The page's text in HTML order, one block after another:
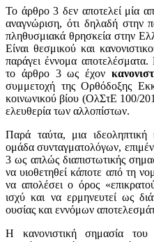
Το άρθρο 3 δεν αποτελεί μία
αναγνώριση, ότι δηλαδή στην
πληθυσμιακά θρησκεία στην
Είναι θεσμικού και
παράγει έννομα
το άρθρο 3 ως έχον
συμμετοχή της Ορθόδοξης
κοινωνικού βίου (ΟλΣτΕ 100/
ελευθερία των αλλοπίστων.
Παρά ταύτα, μια ιδεοληπτική
ομάδα συνταγματολόγων,
3 ως απλώς διαπιστωτικής
να υιοθετηθεί κάποτε από τη
να απολέσει ο όρος
ισχύ και να ερμηνευτεί ως
ουσίας και εννόμων
Η κανονιστική σημασία του